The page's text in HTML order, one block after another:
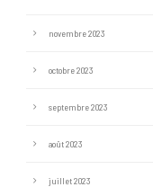
novembre 2023
octobre 2023
septembre 2023
août 2023
juillet 2023